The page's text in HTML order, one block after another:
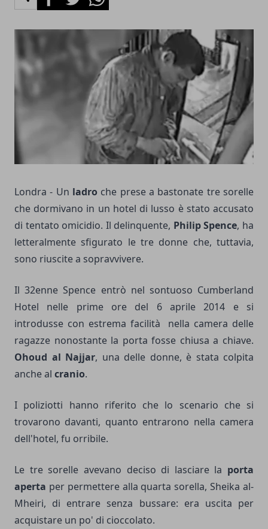
Londra - Un ladro che prese a bastonate tre sorelle
che dormivano in un hotel di lusso è stato accusato
di tentato omicidio. Il delinquente, Philip Spence, ha
letteralmente sfigurato le tre donne che, tuttavia,
sono riuscite a sopravvivere.
Il 32enne Spence entrò nel sontuoso Cumberland
Hotel nelle prime ore del 6 aprile 2014 e si
introdusse con estrema facilità nella camera delle
ragazze nonostante la porta fosse chiusa a chiave.
Ohoud al Najjar, una delle donne, è stata colpita
anche al cranio.
I poliziotti hanno riferito che lo scenario che si
trovarono davanti, quanto entrarono nella camera
dell'hotel, fu orribile.
Le tre sorelle avevano deciso di lasciare la porta
aperta per permettere alla quarta sorella, Sheika al-
Mheiri, di entrare senza bussare: era uscita per
acquistare un po' di cioccolato.